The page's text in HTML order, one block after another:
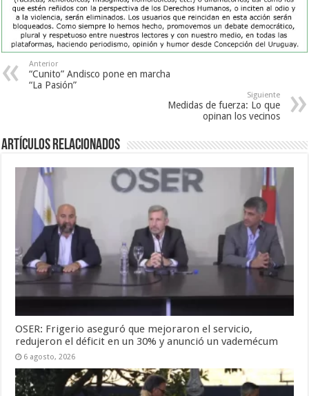
Anterior
“Cunito” Andisco pone en marcha
“La Pasión”
Siguiente
Medidas de fuerza: Lo que
opinan los vecinos
Artículos Relacionados
OSER: Frigerio aseguró que mejoraron el servicio,
redujeron el déficit en un 30% y anunció un vademécum
6 agosto, 2026